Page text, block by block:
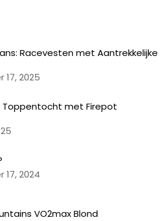
Racevesten met Aantrekkelijke
2025
Toppentocht met Firepot
2024
VO2max Blond